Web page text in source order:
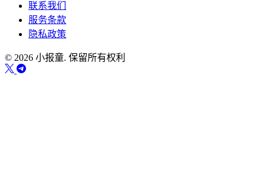
联系我们
服务条款
隐私政策
© 2026 小报童. 保留所有权利